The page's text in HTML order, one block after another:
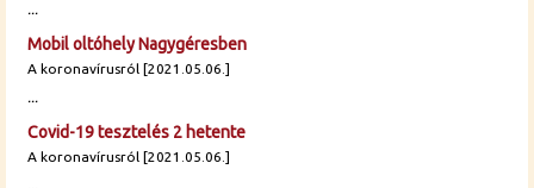
...
Mobil oltóhely Nagygéresben
A koronavírusról [2021.05.06.]
...
Covid-19 tesztelés 2 hetente
A koronavírusról [2021.05.06.]